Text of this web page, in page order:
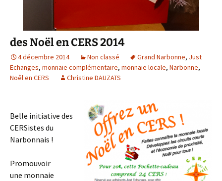
des Noël en CERS 2014
4 décembre 2014 Non classé Grand Narbonne, Just
Echanges, monnaie complémentaire, monnaie locale, Narbonne,
Noêl en CERS
Christine DAUZATS
Belle initiative des
CERSistes du
Narbonnais !
Promouvoir
une monnaie